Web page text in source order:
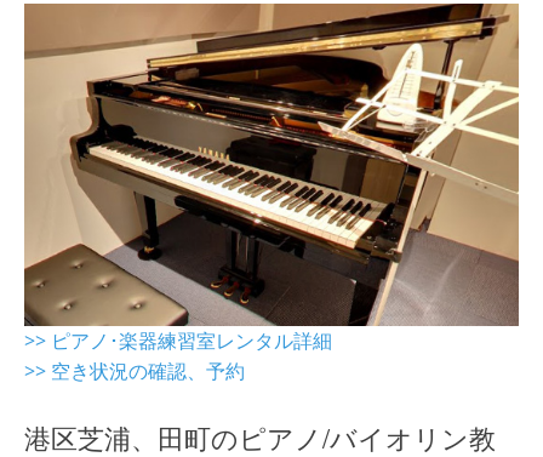
>> ピアノ･楽器練習室レンタル詳細
>> 空き状況の確認、予約
港区芝浦、田町のピアノ/バイオリン教